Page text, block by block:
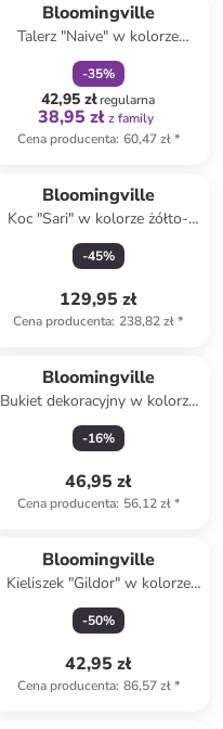
Bloomingville
Talerz "Naive" w kolorze
kremowo-czerwono-zielonym
na pieczywo - Ø 17 cm
-35%
42,95 złregularna
38,95 zł z family
Cena producenta: 60,47 zł*
Bloomingville
Koc "Sari" w kolorze żółto-
zielonym - 150 x 130 cm
-45%
129,95 zł
Cena producenta: 238,82 zł*
Bloomingville
Bukiet dekoracyjny w kolorze
zielonym - dł. 58 cm
-16%
46,95 zł
Cena producenta: 56,12 zł*
Bloomingville
Kieliszek "Gildor" w kolorze
jasnobrązowo-zielonym do
wina - 490 ml
-50%
42,95 zł
Cena producenta: 86,57 zł*